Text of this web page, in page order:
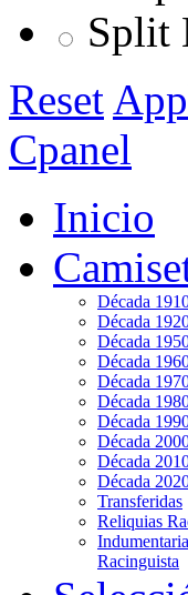
Split
Reset
Cpanel
Inicio
Década
Década
Década
Década
Década
Década
Década
Década
Década
Década
Transferidas
Reliquias
Indumentaria
Racinguista